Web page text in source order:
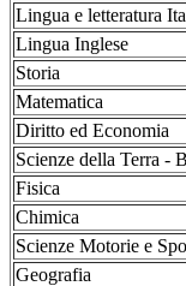
Lingua e letteratura
Lingua Inglese
Storia
Matematica
Diritto ed Economia
Scienze della Terra -
Fisica
Chimica
Scienze Motorie e
Geografia